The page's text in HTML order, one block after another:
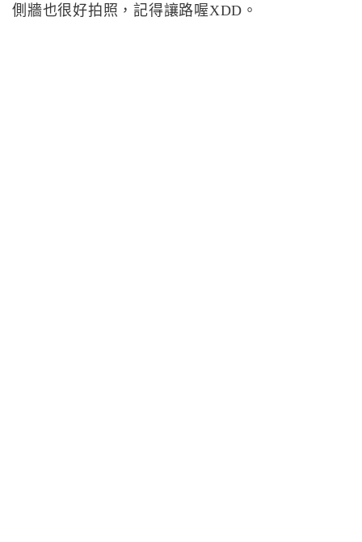
側牆也很好拍照，記得讓路喔XDD。